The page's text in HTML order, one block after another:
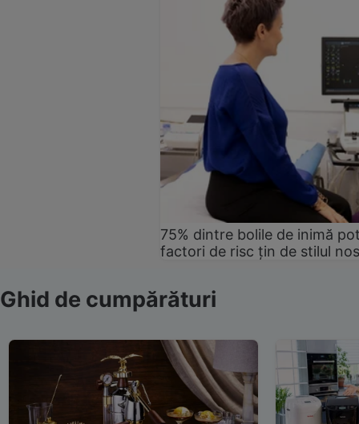
75% dintre bolile de inimă
factori de risc țin de stilul
Ghid de cumpărături